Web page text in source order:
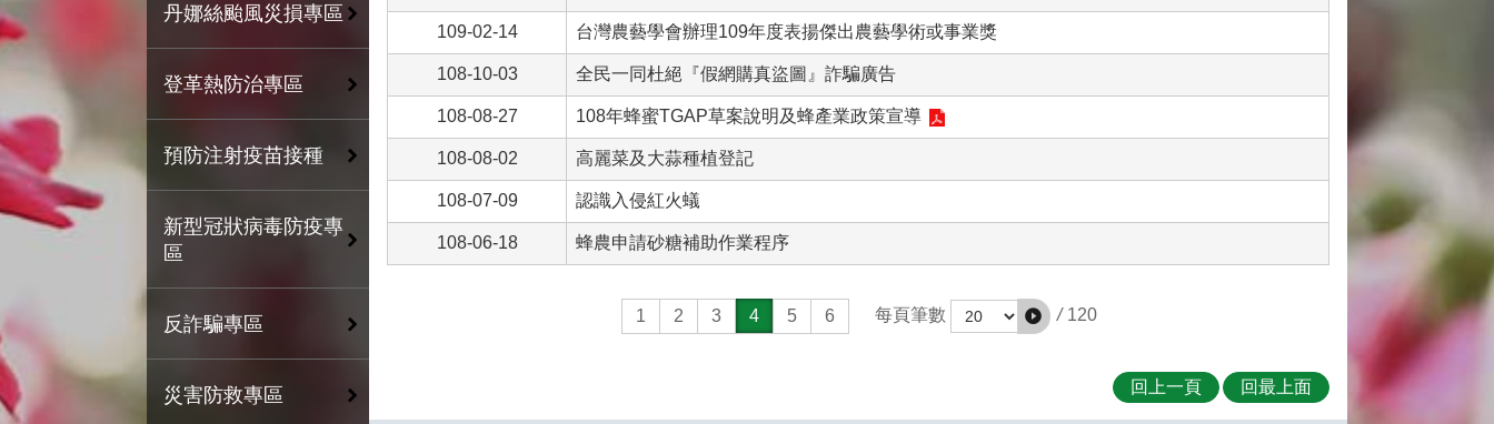
丹娜絲颱風災損專區
登革熱防治專區
預防注射疫苗接種
新型冠狀病毒防疫專
區
反詐騙專區
災害防救專區
109-02-14 台灣農藝學會辦理109年度表揚傑出農藝學術或事業獎
108-10-03 全民一同杜絕『假網購真盜圖』詐騙廣告
108-08-27 108年蜂蜜TGAP草案說明及蜂產業政策宣導
108-08-02 高麗菜及大蒜種植登記
108-07-09 認識入侵紅火蟻
108-06-18 蜂農申請砂糖補助作業程序
1 2 3 4 5 6 每頁筆數 / 120
回上一頁 回最上面